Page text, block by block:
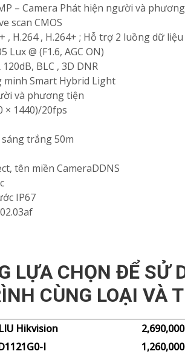
– Camera Phát hiện người và
scan CMOS
, H.264 , H.264+ ; Hỗ trợ 2 luồng dữ liệu
Lux @ (F1.6, AGC ON)
BLC , 3D DNR
minh Smart Hybrid Light
và phương tiện
× 1440)/20fps
trắng 50m
tên miền CameraDDNS
IP67
LỰA CHỌN ĐỂ SỬ
CÙNG LOẠI VÀ
Hikvision
I